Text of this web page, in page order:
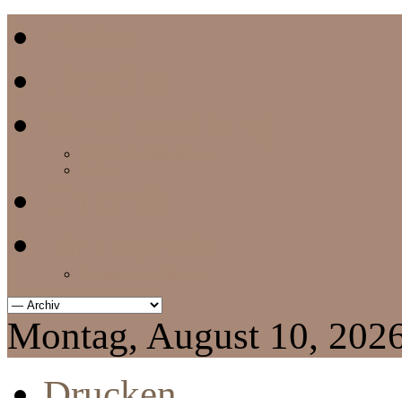
Montag, August 10,